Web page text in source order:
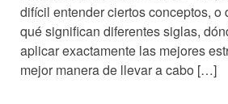
difícil entender ciertos conceptos, o
qué significan diferentes siglas,
aplicar exactamente las mejores
mejor manera de llevar a cabo […]